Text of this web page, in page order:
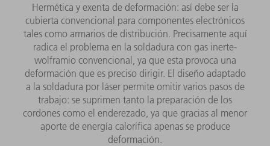
Hermética y exenta de deformación: así debe ser la
cubierta convencional para componentes electrónicos
tales como armarios de distribución. Precisamente aquí
radica el problema en la soldadura con gas inerte-
wolframio convencional, ya que esta provoca una
deformación que es preciso dirigir. El diseño adaptado
a la soldadura por láser permite omitir varios pasos de
trabajo: se suprimen tanto la preparación de los
cordones como el enderezado, ya que gracias al menor
aporte de energía calorífica apenas se produce
deformación.